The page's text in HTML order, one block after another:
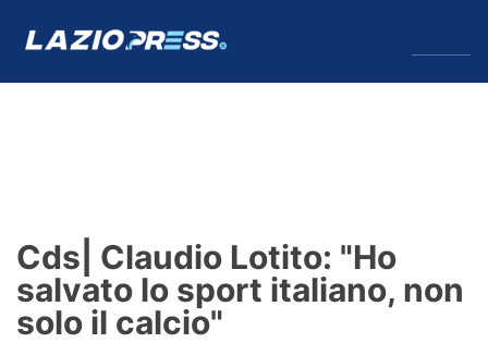
News
Formello
Infortuni
Cds| Claudio Lotito: "Ho
salvato lo sport italiano, non
solo il calcio"